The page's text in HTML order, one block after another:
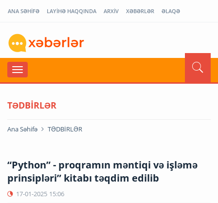
ANA SƏHİFƏ LAYİHƏ HAQQINDA ARXİV XƏBƏRLƏR ƏLAQƏ
TƏDBİRLƏR
Ana Səhifə TƏDBİRLƏR
“Python” - proqramın məntiqi və işləmə
prinsipləri” kitabı təqdim edilib
17-01-2025 15:06